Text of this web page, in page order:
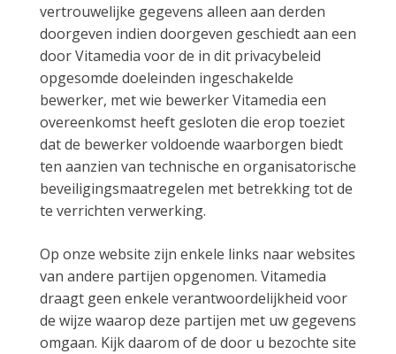
vertrouwelijke gegevens alleen aan derden
doorgeven indien doorgeven geschiedt aan een
door Vitamedia voor de in dit privacybeleid
opgesomde doeleinden ingeschakelde
bewerker, met wie bewerker Vitamedia een
overeenkomst heeft gesloten die erop toeziet
dat de bewerker voldoende waarborgen biedt
ten aanzien van technische en organisatorische
beveiligingsmaatregelen met betrekking tot de
te verrichten verwerking.
Op onze website zijn enkele links naar websites
van andere partijen opgenomen. Vitamedia
draagt geen enkele verantwoordelijkheid voor
de wijze waarop deze partijen met uw gegevens
omgaan. Kijk daarom of de door u bezochte site